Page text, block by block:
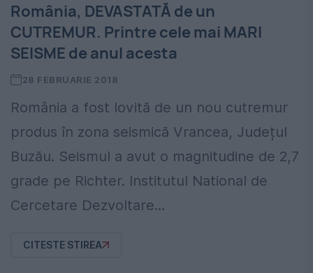
România, DEVASTATĂ de un
CUTREMUR. Printre cele mai MARI
SEISME de anul acesta
28 FEBRUARIE 2018
România a fost lovită de un nou cutremur
produs în zona seismică Vrancea, Județul
Buzău. Seismul a avut o magnitudine de 2,7
grade pe Richter. Institutul National de
Cercetare Dezvoltare...
CITESTE STIREA